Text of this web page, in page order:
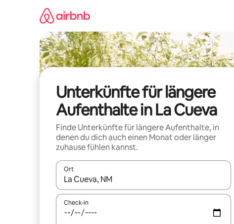
Unterkünfte für längere
Aufenthalte in La Cueva
Finde Unterkünfte für längere Aufenthalte, in
denen du dich auch einen Monat oder länger
zuhause fühlen kannst.
Ort
Wenn Ergebnisse verfügbar sind, navigiere mit den
Check-in